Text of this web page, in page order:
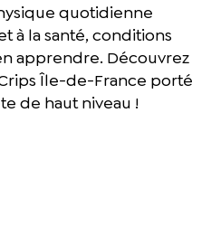
quotidienne
à la santé, conditions
apprendre. Découvrez
Île-de-France porté
de haut niveau !